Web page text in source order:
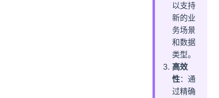
以支持
新的业
务场景
和数据
类型。
高效
性：通
过精确